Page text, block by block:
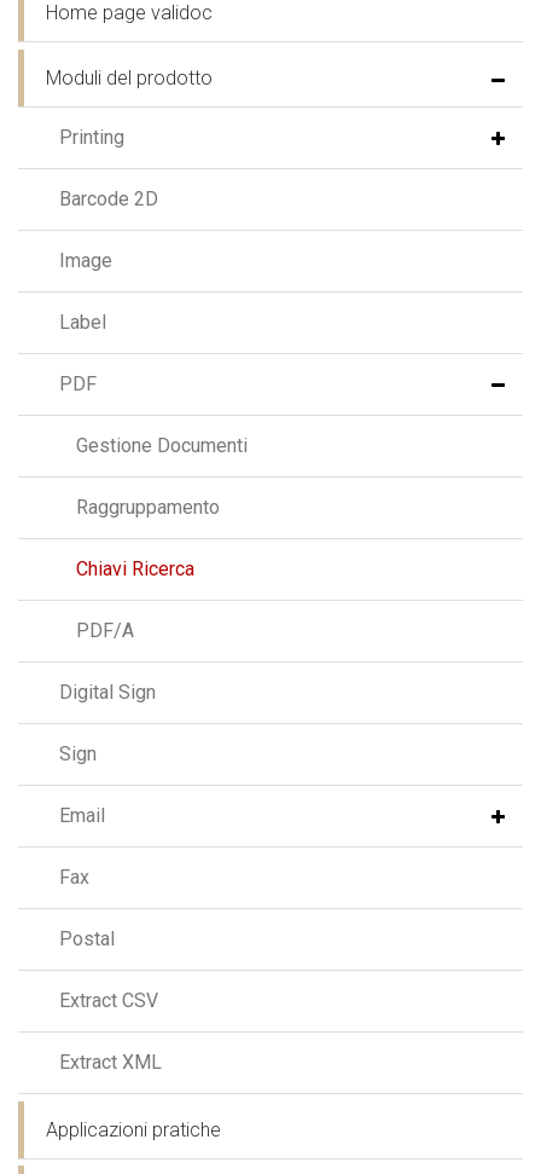
Home page validoc
Moduli del prodotto
Printing
Barcode 2D
Image
Label
PDF
Gestione Documenti
Raggruppamento
Chiavi Ricerca
PDF/A
Digital Sign
Sign
Email
Fax
Postal
Extract CSV
Extract XML
Applicazioni pratiche